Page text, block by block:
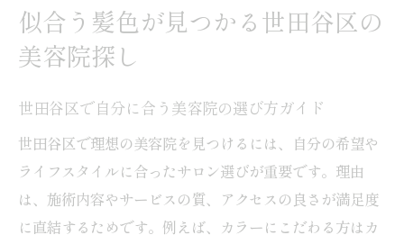
安い美容院でも満足できる選び方を紹介
トレンド重視の女性が選ぶ美容院選びのコツ
世田谷区で人気の美容院を選ぶ決め手
美容院の口コミやランキング活用術
メンズ対応サロンも視野に入れる理由
美容院で「おまかせ」のオーダー術とは
似合う髪色が見つかる世田谷区の
美容院探し
世田谷区で自分に合う美容院の選び方ガイド
世田谷区で理想の美容院を見つけるには、自分の希望や
ライフスタイルに合ったサロン選びが重要です。理由
は、施術内容やサービスの質、アクセスの良さが満足度
に直結するためです。例えば、カラーにこだわる方はカ